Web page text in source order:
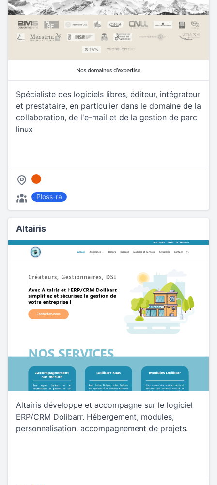
Spécialiste des logiciels libres, éditeur, intégrateur
et prestataire, en particulier dans le domaine de la
collaboration, de l'e-mail et de la gestion de parc
linux
Ploss-ra
Altairis
Altairis développe et accompagne sur le logiciel
ERP/CRM Dolibarr. Hébergement, modules,
personnalisation, accompagnement de projets.